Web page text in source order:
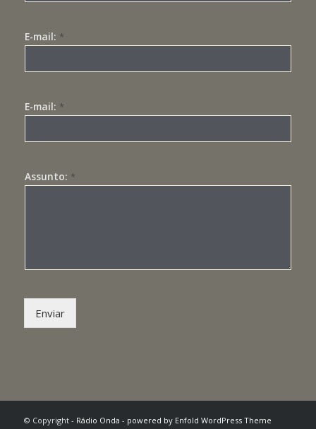
E-mail: *
E-mail: *
Assunto: *
Enviar
© Copyright - Rádio Onda - powered by Enfold WordPress Theme